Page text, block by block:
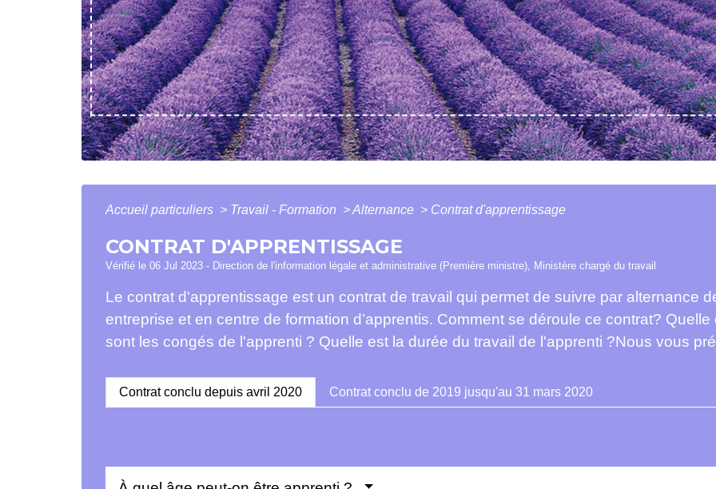
Accueil particuliers > Travail - Formation >Alternance > Contrat d'apprentissage
CONTRAT D'APPRENTISSAGE
Vérifié le 06 Jul 2023 - Direction de l'information légale et administrative (Première ministre), Ministère chargé du travail
Le contrat d'apprentissage est un contrat de travail qui permet de suivre par alternance
entreprise et en centre de formation d’apprentis. Comment se déroule ce contrat?
sont les congés de l'apprenti ? Quelle est la durée du travail de l'apprenti ?Nous vous
Contrat conclu depuis avril 2020 Contrat conclu de 2019 jusqu'au 31 mars 2020